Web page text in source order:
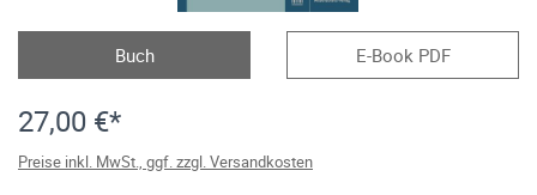
Buch E-Book PDF
27,00 €*
Preise inkl. MwSt., ggf. zzgl. Versandkosten